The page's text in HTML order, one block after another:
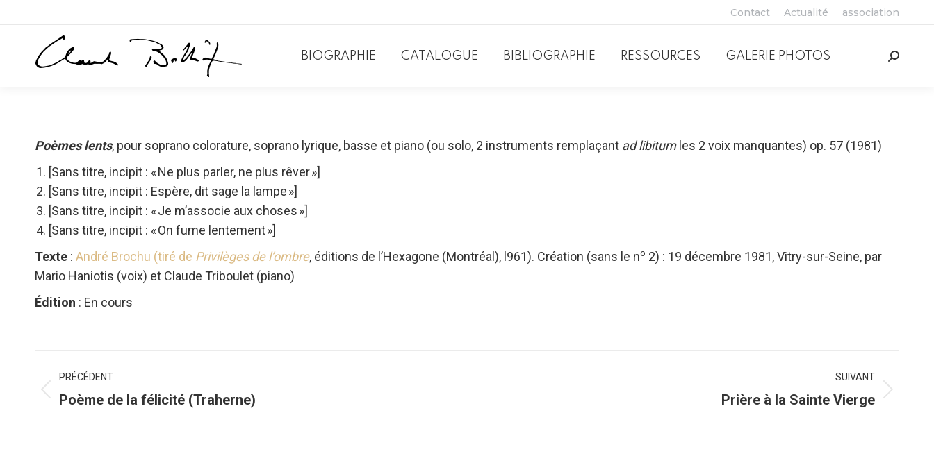
Contact Actualité association
BIOGRAPHIE CATALOGUE BIBLIOGRAPHIE RESSOURCES GALERIE PHOTOS
Poèmes lents, pour soprano colorature, soprano lyrique, basse et piano (ou solo, 2 instruments remplaçant ad libitumles 2 voix manquantes) op. 57 (1981)
[Sans titre, incipit : « Ne plus parler, ne plus rêver »]
[Sans titre, incipit : Espère, dit sage la lampe »]
[Sans titre, incipit : « Je m’associe aux choses »]
[Sans titre, incipit : « On fume lentement »]
Texte : André Brochu (tiré de Privilèges de l’ombre, éditions de l’Hexagone (Montréal), l961). Création (sans le no 2) : 19 décembre 1981, Vitry-sur-Seine, par
Mario Haniotis (voix) et Claude Triboulet (piano)
Édition : En cours
Navigation
de
PRÉCÉDENT
Onglet
Poème de la félicité (Traherne)
SUIVANT
Prière à la Sainte Vierge